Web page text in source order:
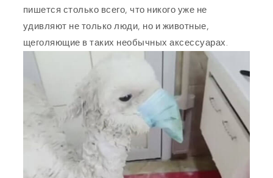
пишется столько всего, что никого уже не
удивляют не только люди, но и животные,
щеголяющие в таких необычных аксессуарах.